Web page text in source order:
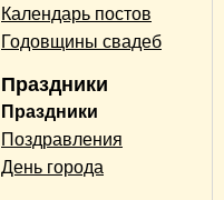
Календарь постов
Годовщины свадеб
Праздники
Праздники
Поздравления
День города